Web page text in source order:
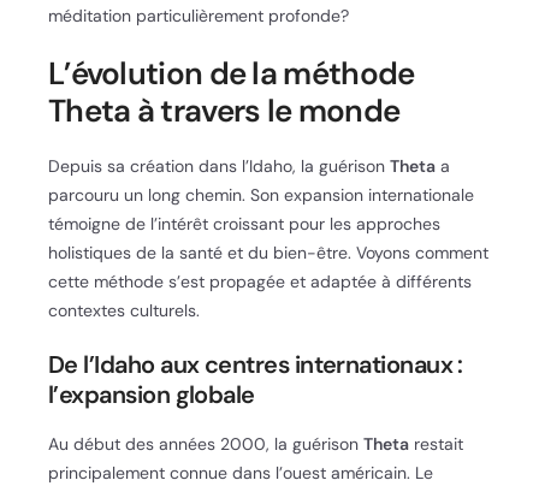
méditation particulièrement profonde?
L’évolution de la méthode
Theta à travers le monde
Depuis sa création dans l’Idaho, la guérison Theta a
parcouru un long chemin. Son expansion internationale
témoigne de l’intérêt croissant pour les approches
holistiques de la santé et du bien-être. Voyons comment
cette méthode s’est propagée et adaptée à différents
contextes culturels.
De l’Idaho aux centres internationaux :
l’expansion globale
Au début des années 2000, la guérison Theta restait
principalement connue dans l’ouest américain. Le